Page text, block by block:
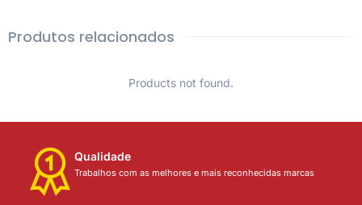
Produtos relacionados
Products not found.
Qualidade
Trabalhos com as melhores e mais reconhecidas marcas